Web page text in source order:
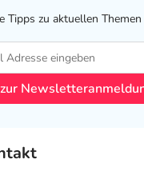
Tipps zu aktuellen Themen
zur